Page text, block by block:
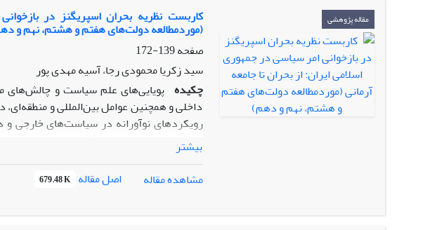
مقاله پژوهشی کاربست نظریه بحران اسپریگنز در
(موردمطالعه دولت‌های هفتم و هشتم، نهم و
صفحه139-172
سید زکریا محمودی رجا، آسیه مهدی پور
چکیده پویایی‌های علم سیاست و چالش‌های
داخلی و همچنین عوامل بین‌المللی و
رویکردهای نوآورانه در سیاست‌های خارجی و
برای درک تفاوت‌های دیدگاه‌ها و رویکردهای
ضروری است که گفتمان دولت‌های هفتم و
حس بحران و راهکارهایی برای عبور از
جمهوری و استمرار این چرخ دور باطل در
بیشتر
مشاهده مقاله
اصل مقاله 679.48 K